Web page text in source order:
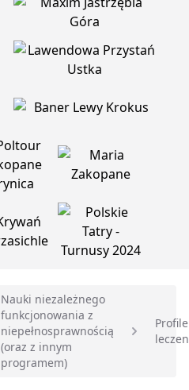
Nauki niezależnego
funkcjonowania z
niepełnosprawnością
(oraz z innym
programem)
Profile